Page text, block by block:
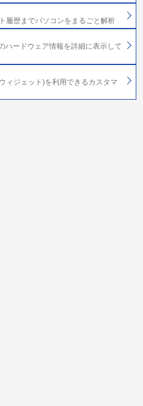
履歴までパソコンをまるごと解析
ハードウェア情報を詳細に表示して
ィジェット)を利用できるカスタマ